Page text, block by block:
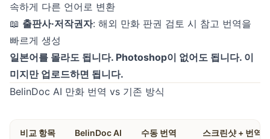
속하게 다른 언어로 변환
📖 출판사·저작권자: 해외 만화 판권 검토 시 참고 번역을
빠르게 생성
일본어를 몰라도 됩니다. Photoshop이 없어도 됩니다. 이
미지만 업로드하면 됩니다.
BelinDoc AI 만화 번역 vs 기존 방식
비교 항목 BelinDoc AI 수동 번역 스크린샷 + 번역기